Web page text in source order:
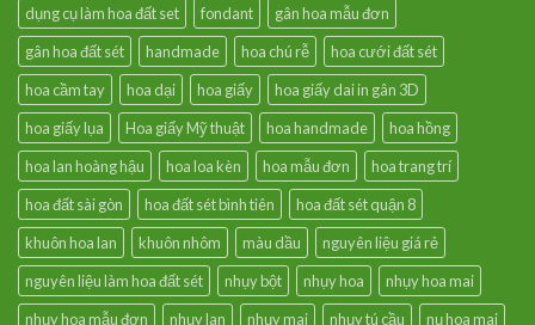
dụng cụ làm hoa đất set
fondant
gân hoa mẫu đơn
gân hoa đất sét
handmade hoa chú rễ
hoa cưới đất sét
hoa cầm tay
hoa dại hoa giấy
hoa giấy dai in gân 3D
hoa giấy lụa
Hoa giấy Mỹ thuật hoa handmade
hoa hồng
hoa lan hoàng hậu
hoa loa kèn hoa mẫu đơn
hoa trang trí
hoa đất sài gòn
hoa đất sét bình tiên
hoa đất sét quận 8
khuôn hoa lan
khuôn nhôm màu dầu
nguyên liệu giá rẻ
nguyên liệu làm hoa đất sét
nhụy bột nhụy hoa
nhụy hoa mai
nhụy hoa mẫu đơn
nhụy lan nhụy mai nhụy tú cầu nụ hoa mai